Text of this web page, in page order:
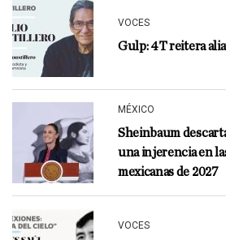
VOCES
Gulp: 4T reitera
MÉXICO
Sheinbaum
una injerencia en
mexicanas de 2027
VOCES